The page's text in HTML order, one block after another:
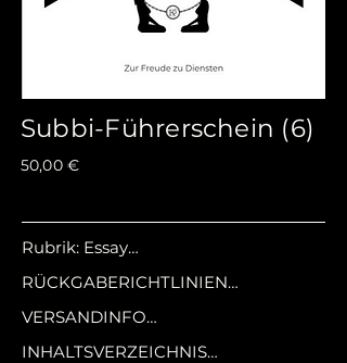
Subbi-Führerschein (6)
50,00 €
Rubrik: Essay
Seitenzahl: n.n.
Sprache: Deutsch
Auflage: 1. Auflage
Einband: Hardcover
RÜCKGABERICHTLINIEN
Widerrufsbelehrung und
Rückgaberichtlinie
VERSANDINFO
INHALTSVERZEICHNIS